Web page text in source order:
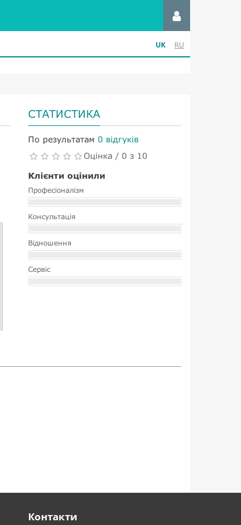
UK RU
СТАТИСТИКА
По результатам 0 відгуків
Оцінка / 0 з 10
Клієнти оцінили
Професіоналізм
Консультація
Відношення
Сервіс
Контакти